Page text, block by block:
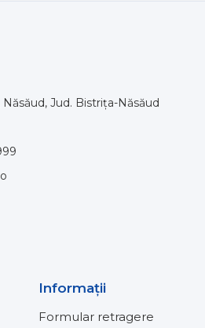
Năsăud, Jud. Bistrița-Năsăud
Informaţii
Formular retragere